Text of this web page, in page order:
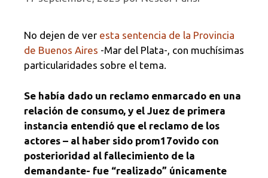
No dejen de ver esta sentencia de la Provincia
de Buenos Aires -Mar del Plata-, con muchísimas
particularidades sobre el tema.
Se había dado un reclamo enmarcado en una
relación de consumo, y el Juez de primera
instancia entendió que el reclamo de los
actores – al haber sido prom17ovido con
posterioridad al fallecimiento de la
demandante- fue “realizado” únicamente